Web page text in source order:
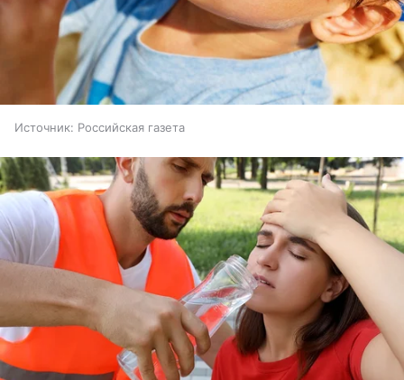
Источник: Российская газета